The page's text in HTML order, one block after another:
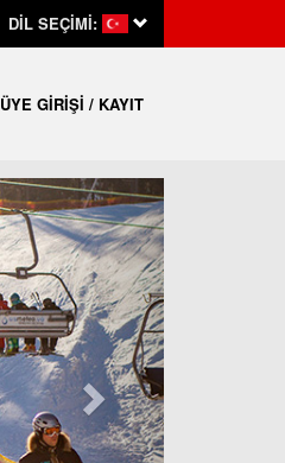
DİL SEÇİMİ:
ÜYE GİRİŞİ / KAYIT
Sonraki